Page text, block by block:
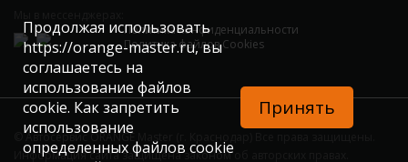
Политика конфиденциальности
Политика файлов Cookies
© Автосервис ORANGE Master (г. Краснодар) Все права защищены.
Информация сайта защищена законом об авторских правах.
Продолжая использовать
https://orange-master.ru, вы
соглашаетесь на
использование файлов
cookie. Как запретить
использование
определенных файлов cookie
Принять